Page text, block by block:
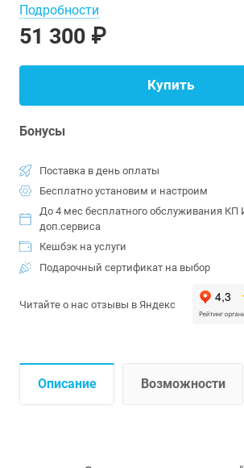
Подробности
51 300 ₽
Купить
Бонусы
Поставка в день оплаты
Бесплатно установим и настроим
До 4 мес бесплатного обслуживания КП
доп.сервиса
Кешбэк на услуги
Подарочный сертификат на выбор
Читайте о нас отзывы в Яндекс
Описание Возможности